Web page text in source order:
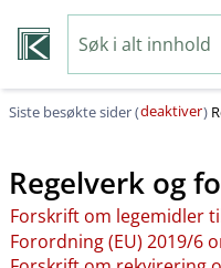
Siste besøkte sider (deaktiver)
Regelverk og
Forskrift om legemidler
Forordning (EU) 2019/6